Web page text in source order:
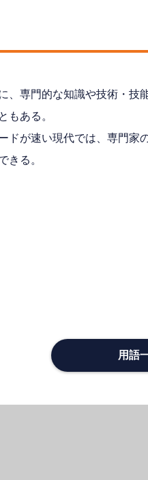
、専門的な知識や技術・
もある。
ドが速い現代では、専門
きる。
用語